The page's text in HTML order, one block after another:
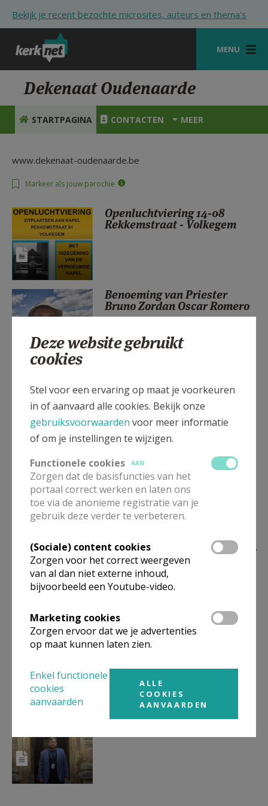
Bekijk je recent bezochte microsites, auteurs en thema's
MENU
STARTPAGINA
VIERINGEN
SHOP
ZOEKEN
HULP
STARTPAGINA PORTAAL
MIJN PAROCHIE
AANMELDEN OF REGISTREREN
Dekenaat Oudenaarde
STARTPAGINA CONTACTEN MEER
www.dekenaat-oudenaarde.be
Markeer als jouw parochie
Openluchtviering 14-08
Rekkemstraat - Volkegem
Benoeming van Priester
Bruno Zordan Oscar Romero
Kerkelijke uitvaart dekenaat
Oudenaarde
Aanbod vieringen via radio of
tv
Agenda
Christen Forum Vlaamse
Deze website gebruikt
cookies
Stel voor een ervaring op maat je voorkeuren
in of aanvaard alle cookies. Bekijk onze
gebruiksvoorwaarden voor meer informatie
of om je instellingen te wijzigen.
Functionele cookies
AAN
Zorgen dat de basisfuncties van het
portaal correct werken en laten ons
toe via de anonieme registratie van je
gebruik deze verder te verbeteren.
(Sociale) content cookies
Zorgen voor het correct weergeven
van al dan niet externe inhoud,
bijvoorbeeld een Youtube-video.
Marketing cookies
Zorgen ervoor dat we je advertenties
op maat kunnen laten zien.
Enkel functionele
cookies
aanvaarden
ALLE
COOKIES
AANVAARDEN